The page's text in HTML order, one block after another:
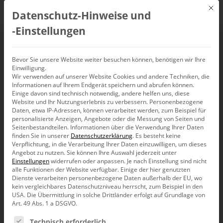
19. BI & Analytics
Tagung
26. November 2024, 9:00–17:00Uhr,Wien
Mit
Datenschutz-Hinweise und
‑Einstellungen
Bevor Sie unsere Website weiter besuchen können, benötigen wir Ihre
Einwilligung.
Wir verwenden auf unserer Website Cookies und andere Techniken, die
Informationen auf Ihrem Endgerät speichern und abrufen können.
Einige davon sind technisch notwendig, andere helfen uns, diese
Website und Ihr Nutzungserlebnis zu verbessern. Personenbezogene
Daten, etwa IP-Adressen, können verarbeitet werden, zum Beispiel für
personalisierte Anzeigen, Angebote oder die Messung von Seiten und
Seitenbestandteilen. Informationen über die Verwendung Ihrer Daten
finden Sie in unserer Datenschutzerklärung. Es besteht keine
Verpflichtung, in die Verarbeitung Ihrer Daten einzuwilligen, um dieses
Angebot zu nutzen.Sie können Ihre Auswahl jederzeit unter
Einstellungenwiderrufen oder anpassen. Je nach Einstellung sind nicht
alle Funktionen der Website verfügbar. Einige der hier genutzten
Dienste verarbeiten personenbezogene Daten außerhalb der EU, wo
kein vergleichbares Datenschutzniveau herrscht, zum Beispiel in den
USA. Die Übermittlung in solche Drittländer erfolgt auf Grundlage von
Art. 49 Abs. 1 a DSGVO.
Es folgt eine Liste der Service-Gruppen, für die eine